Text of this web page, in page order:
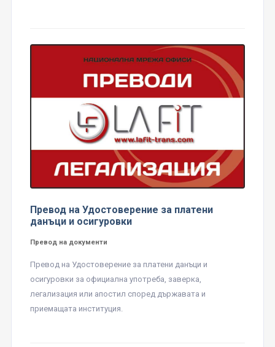
Превод на Удостоверение за платени
данъци и осигуровки
Превод на документи
Превод на Удостоверение за платени данъци и
осигуровки за официална употреба, заверка,
легализация или апостил според държавата и
приемащата институция.